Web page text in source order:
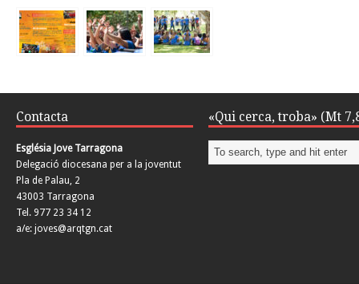
Contacta
Església Jove Tarragona
Delegació diocesana per a la joventut
Pla de Palau, 2
43003 Tarragona
Tel. 977 23 34 12
a/e: joves@arqtgn.cat
«Qui cerca, troba» (Mt